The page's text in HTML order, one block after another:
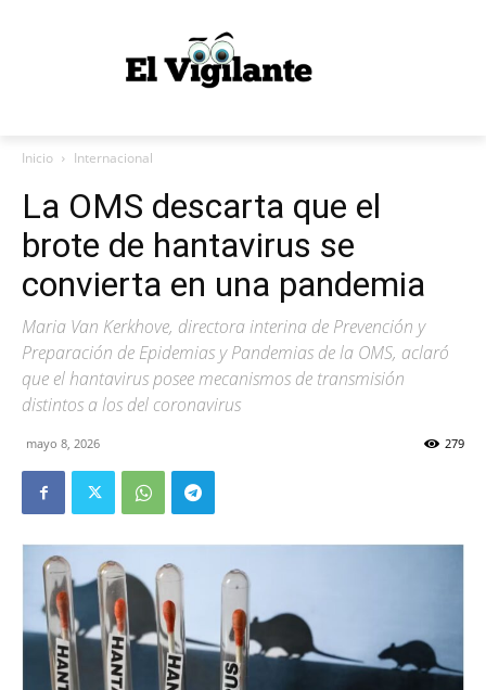
Inicio Internacional
La OMS descarta que el
brote de hantavirus se
convierta en una pandemia
Maria Van Kerkhove, directora interina de Prevención y
Preparación de Epidemias y Pandemias de la OMS, aclaró
que el hantavirus posee mecanismos de transmisión
distintos a los del coronavirus
mayo 8, 2026 279